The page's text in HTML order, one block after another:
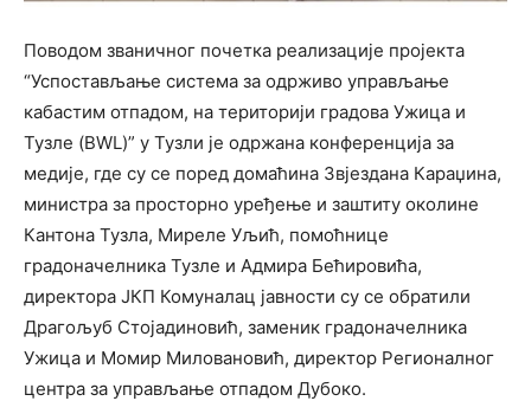
Поводом званичног почетка реализације пројекта
“Успостављање система за одрживо управљање
кабастим отпадом, на територији градова Ужица и
Тузле (BWL)” у Тузли је одржана конференција за
медије, где су се поред домаћина Звјездана Караџина,
министра за просторно уређење и заштиту околине
Кантона Тузла, Миреле Уљић, помоћнице
градоначелника Тузле и Адмира Бећировића,
директора ЈКП Комуналац јавности су се обратили
Драгољуб Стојадиновић, заменик градоначелника
Ужица и Момир Миловановић, директор Регионалног
центра за управљање отпадом Дубоко.